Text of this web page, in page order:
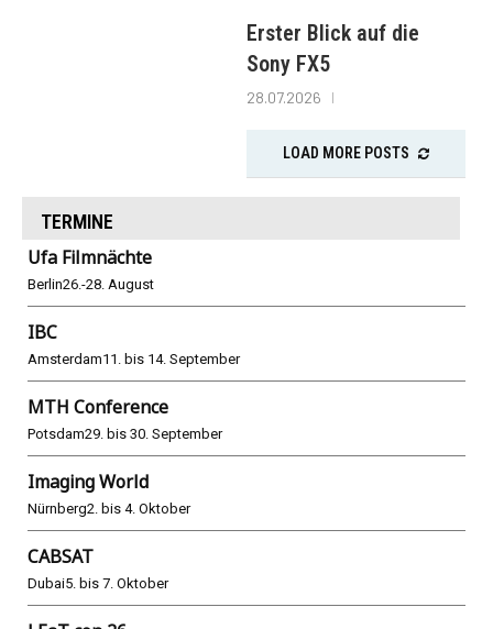
Erster Blick auf die
Sony FX5
28.07.2026
LOAD MORE POSTS
TERMINE
Ufa Filmnächte
Berlin26.-28. August
IBC
Amsterdam11. bis 14. September
MTH Conference
Potsdam29. bis 30. September
Imaging World
Nürnberg2. bis 4. Oktober
CABSAT
Dubai5. bis 7. Oktober